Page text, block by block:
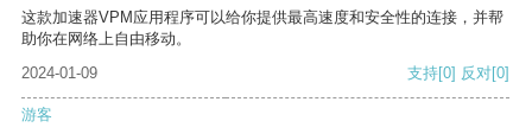
这款加速器VPM应用程序可以给你提供最高速度和安全性的连接，并帮
助你在网络上自由移动。
2024-01-09
支持[0] 反对[0]
游客